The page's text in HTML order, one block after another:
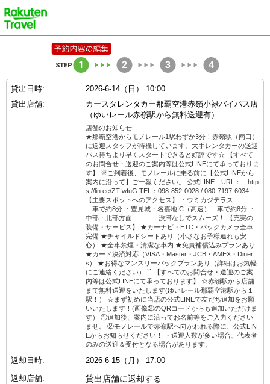
貸出日時:
2026-6-14（日） 10:00
貸出店舗:
カースタレンタカー那覇空港赤嶺小禄バイパス店
（ゆいレール赤嶺駅から無料送迎有）
店舗のお知らせ:
★那覇空港からモノレール1駅わずか3分！赤嶺駅（南口）
に送迎スタッフが待機しています。大手レンタカーの送迎
バス待ちより早くスタートできると好評です☆ 【すべて
のお問合せ・送迎のご案内等は公式LINEにて承っておりま
す】 ※ご到着後、モノレールに乗る前に【公式LINEから
案内に沿って】ご一報ください。 公式LINE URL： http
s://lin.ee/ZTIwfuG TEL：098-852-0028 / 080-7197-6034
【主要スポットへのアクセス】 ・ウミカジテラス
車で約8分 ・豊見城・名嘉地IC（高速） 車で約8分 ・
中部・北部方面 渋滞なしでスムーズ！ 【充実の
装備・サービス】 ★カーナビ・ETC・バックカメラ全車
完備 ★チャイルドシートあり（小さなお子様連れも安
心） ★全車禁煙・清潔な車内 ★免責補償込みプランあり
★カード決済対応（VISA・Master・JCB・AMEX・Diner
s） ★お得なマンスリーパックプランあり（詳細はお気軽
にご連絡ください） `` 【すべてのお問合せ・送迎のご案
内等は公式LINEにて承っております】 ☆赤嶺駅から店舗
まで無料送迎をいたします(ゆいレール那覇空港駅から１
駅！） ☆まず初めに当店の公式LINEで友だち追加をお願
いいたします！(画像②のQRコードからも追加いただけま
す） ①追加後、案内に沿ってお名前等をご入力ください
ませ。 ②モノレールで赤嶺駅へ向かわれる際に、公式LIN
Eからお知らせください！ ・送迎人数が多い場合、代表者
のみの送迎＆受付となる場合があります。
返却日時:
2026-6-15（月） 17:00
返却店舗:
貸出店舗に返却する